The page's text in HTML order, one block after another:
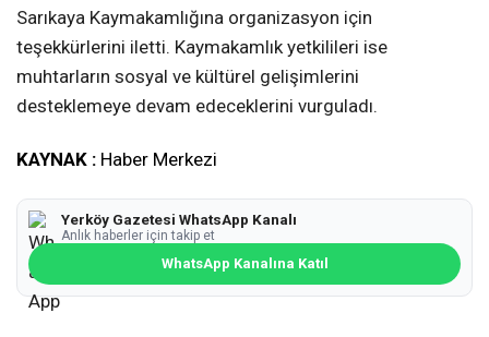
Sarıkaya Kaymakamlığına organizasyon için
teşekkürlerini iletti. Kaymakamlık yetkilileri ise
muhtarların sosyal ve kültürel gelişimlerini
desteklemeye devam edeceklerini vurguladı.
KAYNAK : Haber Merkezi
Yerköy Gazetesi WhatsApp Kanalı
Anlık haberler için takip et
WhatsApp Kanalına Katıl